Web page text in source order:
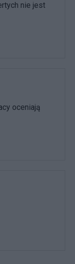
nie jest
oceniają